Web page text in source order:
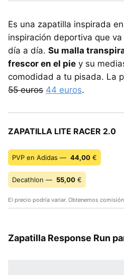
Es una zapatilla inspirada
inspiración deportiva que
día a día. Su malla
frescor en el pie y su
comodidad a tu pisada. La
55 euros 44 euros.
ZAPATILLA LITE RACER 2.0
PVP en Adidas — 44,00 €
Decathlon — 55,00 €
El precio podría variar. Obtenemos
Zapatilla Response Run